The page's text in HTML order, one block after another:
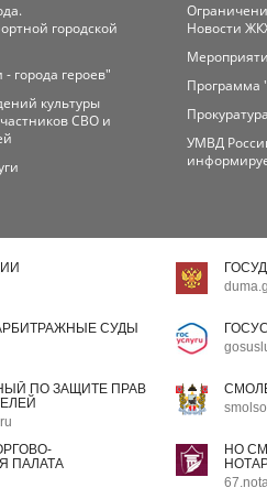
городской
города героев"
культуры
СВО и
Новости
Программа
УМВД
СУДЫ
ПО ЗАЩИТЕ ПРАВ
ПАЛАТА
НО